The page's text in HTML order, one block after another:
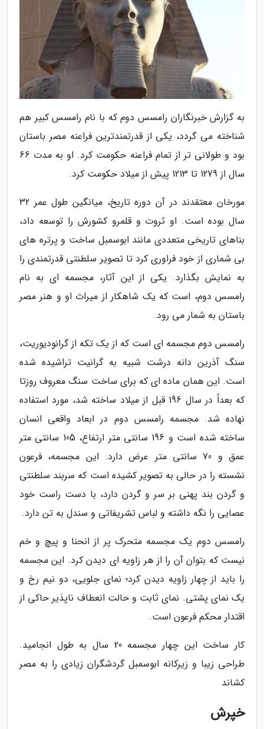
به گزارش خبرنگاران رامسس دوم که با نام رامسس کبیر هم
شناخته می گردد، یکی از قدرتمندترین فراعنه مصر باستان
بود و طولانی تر از تمام فراعنه حکومت کرد. او به مدت 66
سال از 1279 تا 1213 پیش از میلاد حکومت کرد.
مورخان معتقدند در آن دوره تاریخ، میانگین طول عمر 32
سال بوده است. او ثروت و قلمرو کشورش را توسعه داد،
بناهای تاریخی متعددی مانند ابوسمبل ساخت و پرتره های
بی شماری از خود فراوری کرد تا تصویر سلطنتی قدرتمندی را
به نمایش بگذارد. یکی از این آثار، مجسمه ای به نام
رامسس دوم، است که یک شاهکار از میراث او و هنر مصر
باستان به شمار می رود.
رامسس دوم مجسمه ای است که از یک تکه از گرانودیوریت،
سنگ آذرین دانه درشت شبیه به گرانیت تراشیده شده
است. این همان ماده ای که برای ساخت سنگ معروف روزتا
که بعداً در سال 196 قبل از میلاد ساخته شد، مورد استفاده
نهاده شد. مجسمه رامسس دوم در ابعاد واقعی انسان
ساخته شده است و 196 سانتی متر ارتفاع، 105 سانتی متر
عمق و 70 سانتی متر عرض دارد. این مجسمه، فرعون
نشسته را در حالی به تصویر کشیده است که سربند سلطنتی
و گردن بند پهنی بر سر و گردن دارد، با دست راست خود
عصایی را نگه داشته و لباس تشریفاتی و سندل به تن دارد.
رامسس دوم یک مجسمه متحرک پر از انحنا و پیچ و خم
نیست که بتوان آن را از هر زاویه ای دیدن کرد. این مجسمه
را باید از چهار زاویه دیدن کرد؛ نمای جلویی، دو نیم رخ و
یک نمای پشتی. نمای ثابت و حالت انعطاف ناپذیر حاکی از
اقتدار محکم فرعون است.
کار ساخت این چهار مجسمه 20 سال به طول انجامید.
طراحی زیبا و زیرکانه ابوسمبل گردشگران زیادی را به مصر
کشاند
خپرش